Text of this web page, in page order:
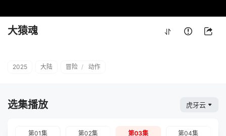
大猿魂
2025 大陆 冒险 / 动作
选集播放 虎牙云
第01集 第02集 第03集 第04集